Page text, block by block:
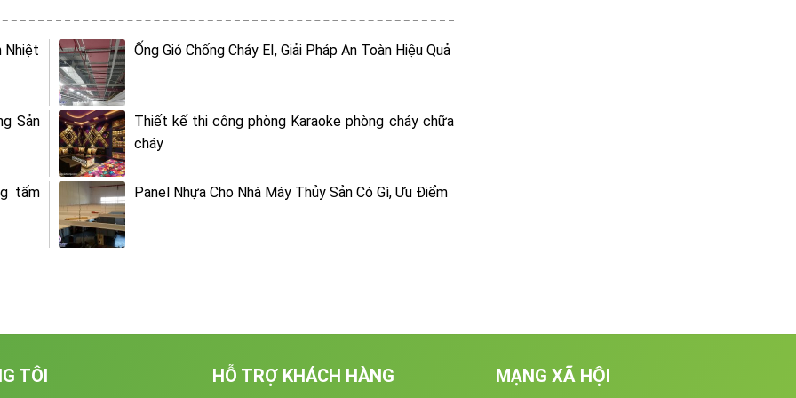
Nhiệt Ống Gió Chống Cháy EI, Giải Pháp An Toàn Hiệu Quả
Sản
Thiết kế thi công phòng Karaoke phòng cháy chữa
cháy
tấm Panel Nhựa Cho Nhà Máy Thủy Sản Có Gì, Ưu Điểm
TÔI HỖ TRỢ KHÁCH HÀNG MẠNG XÃ HỘI